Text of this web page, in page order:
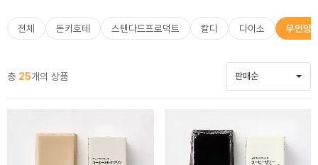
전체 돈키호테 스탠다드프로덕트 칼디 다이소 무인양
총 25개의 상품 판매순